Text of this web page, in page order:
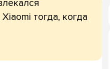
тогда, когда